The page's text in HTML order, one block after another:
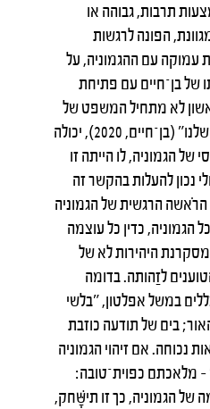
תרבות, גבוהה או
הפונה לרגשות
עמוקה עם ההגמוניה, על
של בן־חיים עם פתיחת
לא מתחיל המשפט של
נתניהו אלא המשפט שלי, שלנו" (בן־חיים, 2020), יכולה
הגמוניה, לו הייתה זו
נכון להעלות בהקשר זה
הרגשית של הגמוניה
הגמוניה, כדין כל עוצמה
מסקרנת היהירות לא של
לזַהותה. בדומה
במשל אפלטון, "בלשי
בים של תודעה כוזבת
נכוחה. אם זיהוי הגמוניה
מלאכתם כפוית־טובה:
של הגמוניה, כך זו תישָּׁחק,